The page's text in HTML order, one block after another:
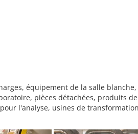
équipement de la salle
pièces détachées, produits
l'analyse, usines de